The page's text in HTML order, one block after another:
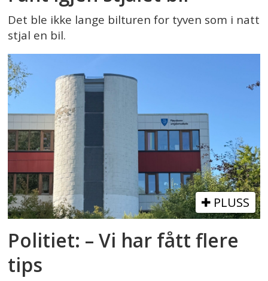
Det ble ikke lange bilturen for tyven som i natt
stjal en bil.
PLUSS
Politiet: – Vi har fått flere
tips